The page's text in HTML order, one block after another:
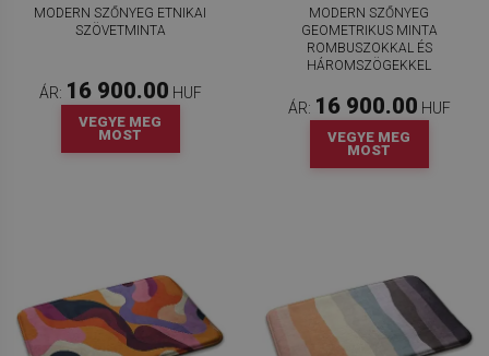
MODERN SZŐNYEG ETNIKAI
SZÖVETMINTA
ÁR: 16 900.00 HUF
VEGYE MEG
MOST
MODERN SZŐNYEG
GEOMETRIKUS MINTA
ROMBUSZOKKAL ÉS
HÁROMSZÖGEKKEL
ÁR: 16 900.00 HUF
VEGYE MEG
MOST